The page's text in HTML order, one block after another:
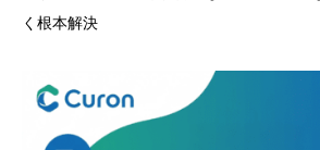
く根本解決